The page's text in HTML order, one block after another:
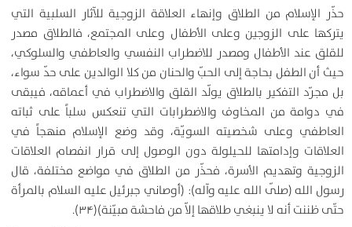
حذّر الإسلام من الطلاق وإنهاء العلاقة الزوجية للآثار السلبية التي
يتركها على الزوجين وعلى الأطفال وعلى المجتمع، فالطلاق مصدر
للقلق عند الأطفال ومصدر للاضطراب النفسي والعاطفي والسلوكي،
حيث أن الطفل بحاجة إلى الحبّ والحنان من كلا الوالدين على حدّ سواء،
بل مجرّد التفكير بالطلاق يولّد القلق والاضطراب في أعماقه، فيبقى
في دوامة من المخاوف والاضطرابات التي تنعكس سلباً على ثباته
العاطفي وعلى شخصيته السويّة، وقد وضع الإسلام منهجاً في
العلاقات وإدامتها للحيلولة دون الوصول إلى قرار انفصام العلاقات
الزوجية وتهديم الأسرة، فحذّر من الطلاق في مواضع مختلفة، قال
رسول الله (صلّى الله عليه وآله): (أوصاني جبرئيل عليه السلام بالمرأة
حتّى ظننت أنه لا ينبغي طلاقها إلاّ من فاحشة مبيّنة)(۳۴).